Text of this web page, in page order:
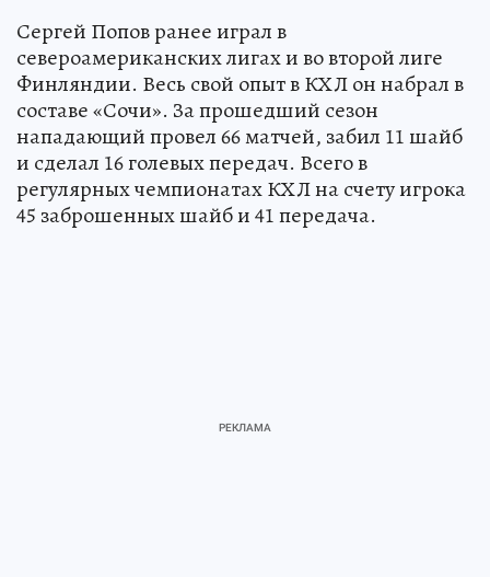
Сергей Попов ранее играл в
североамериканских лигах и во второй лиге
Финляндии. Весь свой опыт в КХЛ он набрал в
составе «Сочи». За прошедший сезон
нападающий провел 66 матчей, забил 11 шайб
и сделал 16 голевых передач. Всего в
регулярных чемпионатах КХЛ на счету игрока
45 заброшенных шайб и 41 передача.